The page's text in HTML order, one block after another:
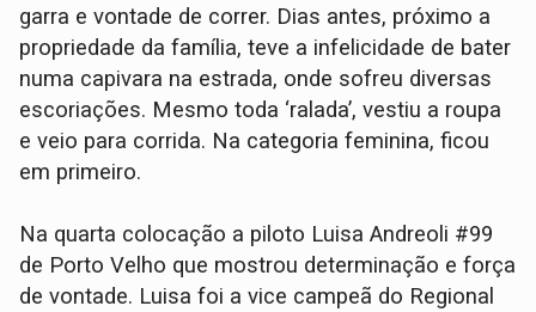
garra e vontade de correr. Dias antes, próximo a
propriedade da família, teve a infelicidade de bater
numa capivara na estrada, onde sofreu diversas
escoriações. Mesmo toda ‘ralada’, vestiu a roupa
e veio para corrida. Na categoria feminina, ficou
em primeiro.
Na quarta colocação a piloto Luisa Andreoli #99
de Porto Velho que mostrou determinação e força
de vontade. Luisa foi a vice campeã do Regional